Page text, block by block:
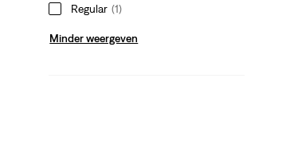
Regular (1)
Minder weergeven